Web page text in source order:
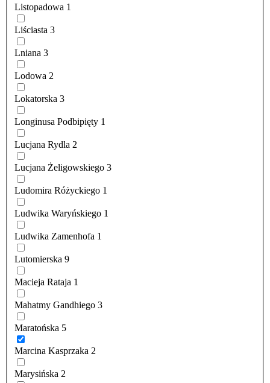
Listopadowa 1
Liściasta 3
Lniana 3
Lodowa 2
Lokatorska 3
Longinusa Podbipięty 1
Lucjana Rydla 2
Lucjana Żeligowskiego 3
Ludomira Różyckiego 1
Ludwika Waryńskiego 1
Ludwika Zamenhofa 1
Lutomierska 9
Macieja Rataja 1
Mahatmy Gandhiego 3
Maratońska 5
Marcina Kasprzaka 2
Marysińska 2